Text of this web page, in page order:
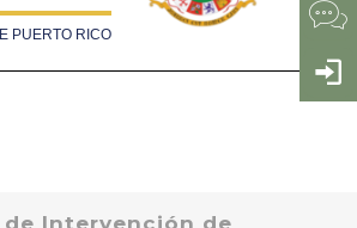
PUERTO RICO
de Intervención de